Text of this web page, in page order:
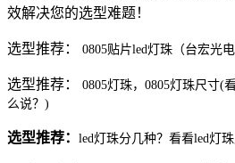
效解决您的选型难题！
选型推荐： 0805贴片led灯珠（台宏光
选型推荐： 0805灯珠，0805灯珠尺寸(
么说？)
选型推荐： led灯珠分几种？看看led灯